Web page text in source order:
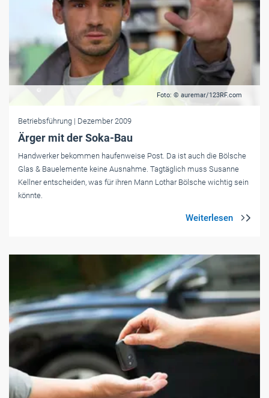
Foto: © auremar/123RF.com
Betriebsführung | Dezember 2009
Ärger mit der Soka-Bau
Handwerker bekommen haufenweise Post. Da ist auch die Bölsche
Glas & Bauelemente keine Ausnahme. Tagtäglich muss Susanne
Kellner entscheiden, was für ihren Mann Lothar Bölsche wichtig sein
könnte.